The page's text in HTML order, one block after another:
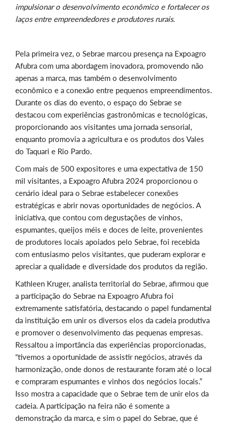
impulsionar o desenvolvimento econômico e fortalecer os
laços entre empreendedores e produtores rurais.
Pela primeira vez, o Sebrae marcou presença na Expoagro
Afubra com uma abordagem inovadora, promovendo não
apenas a marca, mas também o desenvolvimento
econômico e a conexão entre pequenos empreendimentos.
Durante os dias do evento, o espaço do Sebrae se
destacou com experiências gastronômicas e tecnológicas,
proporcionando aos visitantes uma jornada sensorial,
enquanto promovia a agricultura e os produtos dos Vales
do Taquari e Rio Pardo.
Com mais de 500 expositores e uma expectativa de 150
mil visitantes, a Expoagro Afubra 2024 proporcionou o
cenário ideal para o Sebrae estabelecer conexões
estratégicas e abrir novas oportunidades de negócios. A
iniciativa, que contou com degustações de vinhos,
espumantes, queijos méis e doces de leite, provenientes
de produtores locais apoiados pelo Sebrae, foi recebida
com entusiasmo pelos visitantes, que puderam explorar e
apreciar a qualidade e diversidade dos produtos da região.
Kathleen Kruger, analista territorial do Sebrae, afirmou que
a participação do Sebrae na Expoagro Afubra foi
extremamente satisfatória, destacando o papel fundamental
da instituição em unir os diversos elos da cadeia produtiva
e promover o desenvolvimento das pequenas empresas.
Ressaltou a importância das experiências proporcionadas,
“tivemos a oportunidade de assistir negócios, através da
harmonização, onde donos de restaurante foram até o local
e compraram espumantes e vinhos dos negócios locais.”
Isso mostra a capacidade que o Sebrae tem de unir elos da
cadeia. A participação na feira não é somente a
demonstração da marca, e sim o papel do Sebrae, que é